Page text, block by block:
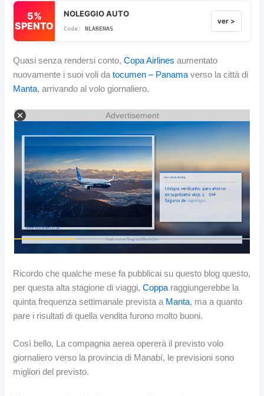
5%
SPENTO
NOLEGGIO AUTO
NLARENAS
ver >
Quasi senza rendersi conto,Copa Airlines aumentato
nuovamente i suoi voli datocumen – Panama verso la città di
Manta, arrivando al volo giornaliero.
Advertisement
Ricordo che qualche mese fa pubblicai su questo blog questo,
per questa alta stagione di viaggi,Coppa raggiungerebbe la
quinta frequenza settimanale prevista a Manta, ma a quanto
pare i risultati di quella vendita furono molto buoni.
Così bello, La compagnia aerea opererà il previsto volo
giornaliero verso la provincia di Manabí, le previsioni sono
migliori del previsto.